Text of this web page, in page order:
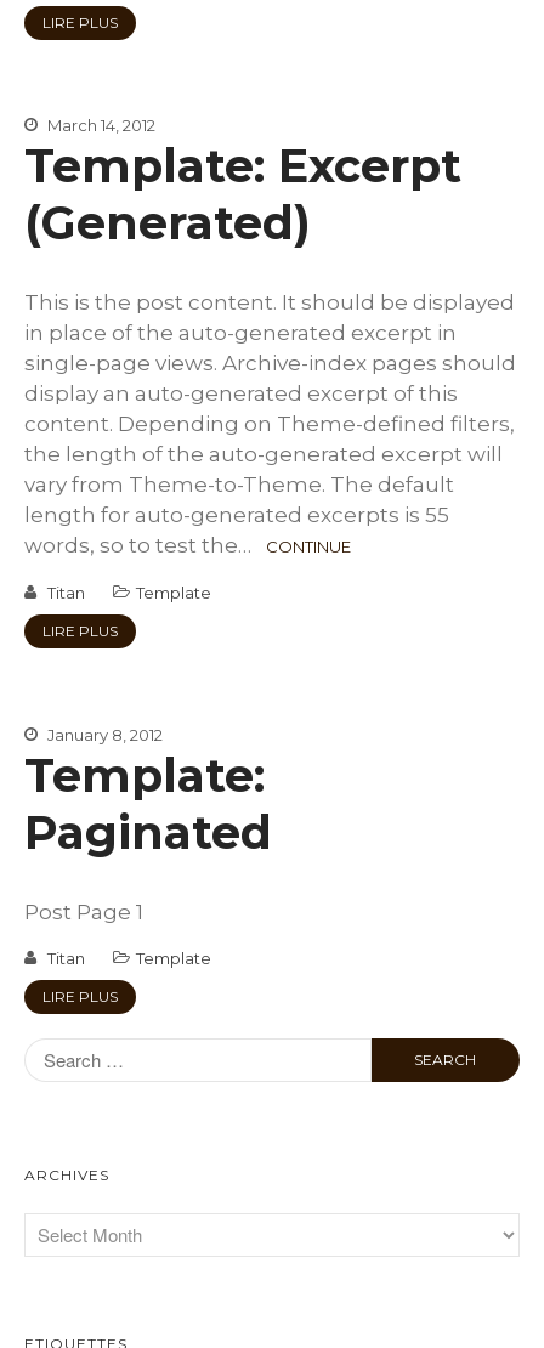
LIRE PLUS
March 14, 2012
Template: Excerpt
(Generated)
This is the post content. It should be displayed
in place of the auto-generated excerpt in
single-page views. Archive-index pages should
display an auto-generated excerpt of this
content. Depending on Theme-defined filters,
the length of the auto-generated excerpt will
vary from Theme-to-Theme. The default
length for auto-generated excerpts is 55
words, so to test the…
CONTINUE
Titan Template
LIRE PLUS
January 8, 2012
Template:
Paginated
Post Page 1
Titan Template
LIRE PLUS
ARCHIVES
ETIQUETTES